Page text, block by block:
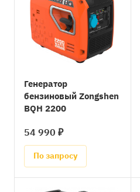
Генератор
бензиновый Zongshen
BQH 2200
54 990 ₽
По запросу